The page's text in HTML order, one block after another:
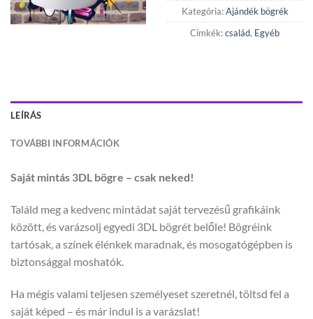
Kategória:Ajándék bögrék
Címkék:család, Egyéb
LEÍRÁS
TOVÁBBI INFORMÁCIÓK
Saját mintás 3DL bögre – csak neked!
Találd meg a kedvenc mintádat saját tervezésű grafikáink
között, és varázsolj egyedi 3DL bögrét belőle! Bögréink
tartósak, a színek élénkek maradnak, és mosogatógépben is
biztonsággal moshatók.
Ha mégis valami teljesen személyeset szeretnél, töltsd fel a
saját képed – és már indul is a varázslat!